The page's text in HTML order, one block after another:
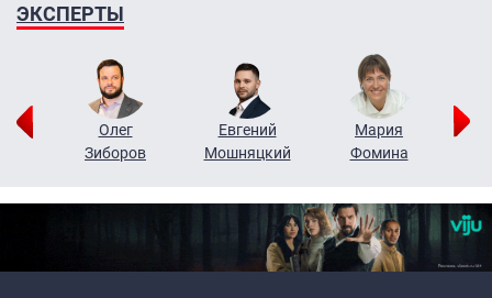
ЭКСПЕРТЫ
Олег
Зиборов
Евгений
Мошняцкий
Мария
Фомина